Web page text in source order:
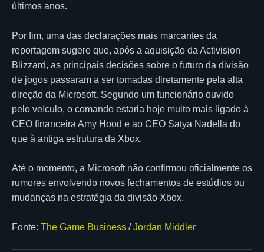
últimos anos.
Por fim, uma das declarações mais marcantes da
reportagem sugere que, após a aquisição da Activision
Blizzard, as principais decisões sobre o futuro da divisão
de jogos passaram a ser tomadas diretamente pela alta
direção da Microsoft. Segundo um funcionário ouvido
pelo veículo, o comando estaria hoje muito mais ligado à
CEO financeira Amy Hood e ao CEO Satya Nadella do
que à antiga estrutura da Xbox.
Até o momento, a Microsoft não confirmou oficialmente os
rumores envolvendo novos fechamentos de estúdios ou
mudanças na estratégia da divisão Xbox.
Fonte: The Game Business /Jordan Middler